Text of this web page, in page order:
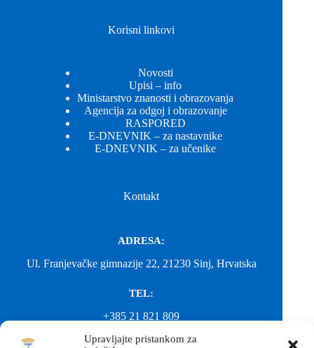
Upravljajte pristankom za
Korisni linkovi
Novosti
Upisi – info
Ministarstvo znanosti i obrazovanja
Agencija za odgoj i obrazovanje
RASPORED
E-DNEVNIK – za nastavnike
E-DNEVNIK – za učenike
Kontakt
ADRESA:
Ul. Franjevačke gimnazije 22, 21230 Sinj, Hrvatska
TEL:
+385 21 821 809